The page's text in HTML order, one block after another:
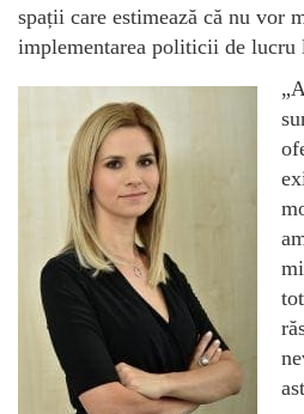
spații care estimează că nu vor
implementarea politicii de lucru